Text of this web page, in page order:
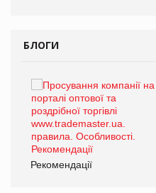
БЛОГИ
Рекомендації